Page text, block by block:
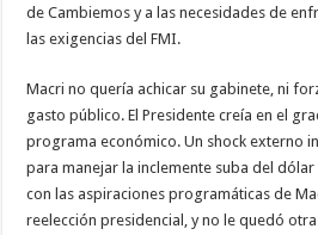
de Cambiemos y a las necesidades de
las exigencias del FMI.
Macri no quería achicar su gabinete, ni
gasto público. El Presidente creía en el
programa económico. Un shock externo
para manejar la inclemente suba del
con las aspiraciones programáticas de
reelección presidencial, y no le quedó